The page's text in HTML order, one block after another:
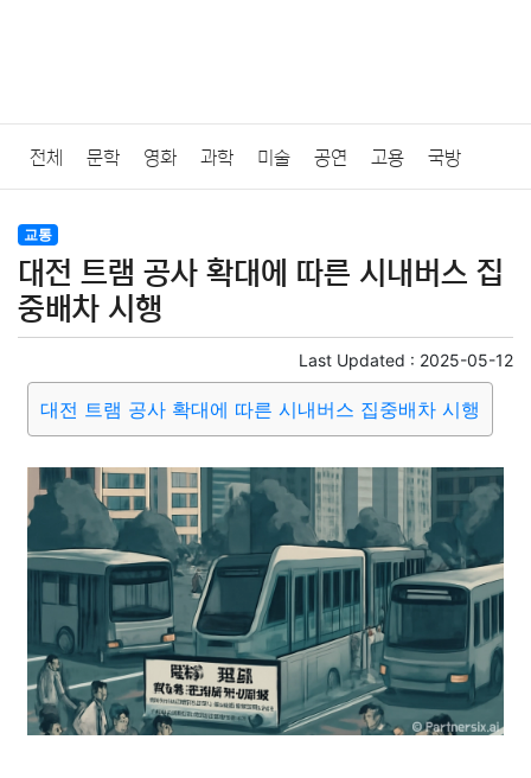
전체 문학 영화 과학 미술 공연 고용 국방
법률
질병 가요 방송 일상 주식 암호화폐 블록체인
미용 증권 인테리어
요리 상품리뷰 원예 금융 게임 스포츠 사진
대출 자동차 취미 여행 맛집 IT 컴퓨터 기술
종교 사회 정치 건강 의료 의학 경제 마케팅
외국어 교육 교통 생활 기타
교통
대전 트램 공사 확대에 따른 시내버스 집
중배차 시행
Last Updated : 2025-05-12
대전 트램 공사 확대에 따른 시내버스 집중배차 시행